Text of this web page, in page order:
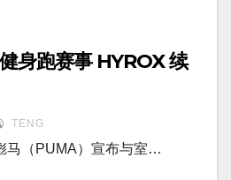
身跑赛事 HYROX 续
TENG
马（PUMA）宣布与室…